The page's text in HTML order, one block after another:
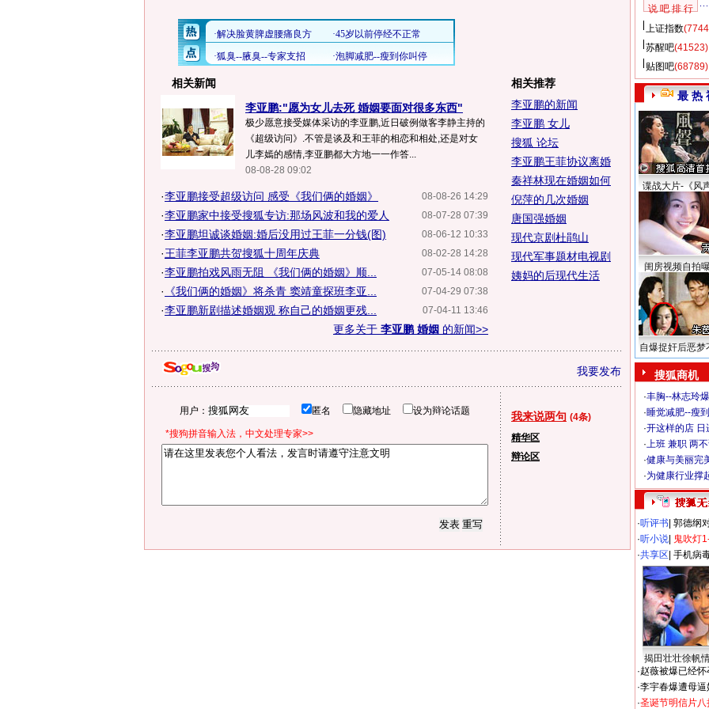
相关新闻
李亚鹏:"愿为女儿去死 婚姻要面对很多东西"
极少愿意接受媒体采访的李亚鹏,近日破例做客李静主持的
《超级访问》.不管是谈及和王菲的相恋和相处,还是对女
儿李嫣的感情,李亚鹏都大方地一一作答...
08-08-28 09:02
08-08-26 14:29
·李亚鹏接受超级访问 感受《我们俩的婚姻》
08-07-28 07:39
·李亚鹏家中接受搜狐专访:那场风波和我的爱人
08-06-12 10:33
·李亚鹏坦诚谈婚姻:婚后没用过王菲一分钱(图)
08-02-28 14:28
·王菲李亚鹏共贺搜狐十周年庆典
07-05-14 08:08
·李亚鹏拍戏风雨无阻 《我们俩的婚姻》顺...
07-04-29 07:38
· 《我们俩的婚姻》将杀青 窦靖童探班李亚...
07-04-11 13:46
·李亚鹏新剧描述婚姻观 称自己的婚姻更残...
更多关于 李亚鹏 婚姻 的新闻>>
相关推荐
李亚鹏的新闻
李亚鹏 女儿
搜狐 论坛
李亚鹏王菲协议离婚
秦祥林现在婚姻如何
倪萍的几次婚姻
唐国强婚姻
现代京剧杜鹃山
现代军事题材电视剧
姨妈的后现代生活
我要发布
用户： 匿名 隐藏地址 设为辩论话题
*搜狗拼音输入法，中文处理专家>>
我来说两句 (4条)
精华区
辩论区
说 吧 排 行
上证指数
苏醒吧(41523)
贴图吧(68789)
最 热
谍战大片-《风
闺房视频自拍
自爆捉奸后恶梦
搜狐商机
·丰胸--林志玲
·睡觉减肥--瘦
·开这样的店 日
·上班 兼职 两
·健康与美丽完
·为健康行业撑
·听评书 郭德纲
·听小说 鬼吹灯
·共享区 手机病
揭田壮壮徐帆
·赵薇被爆已经怀
·李宇春爆遭母逼
·圣诞节明信片八